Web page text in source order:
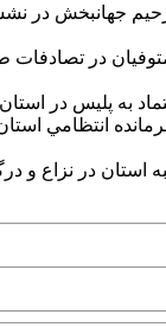
استان در نزاع و